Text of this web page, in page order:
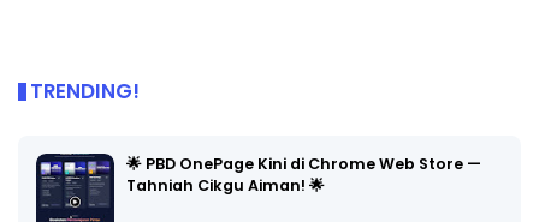
TRENDING!
🌟 PBD OnePage Kini di Chrome Web Store —
Tahniah Cikgu Aiman! 🌟